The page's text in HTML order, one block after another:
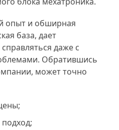
опыт и обширная
база, дает
даже с
Обратившись
может точно